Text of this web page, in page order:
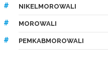
NIKELMOROWALI
MOROWALI
PEMKABMOROWALI